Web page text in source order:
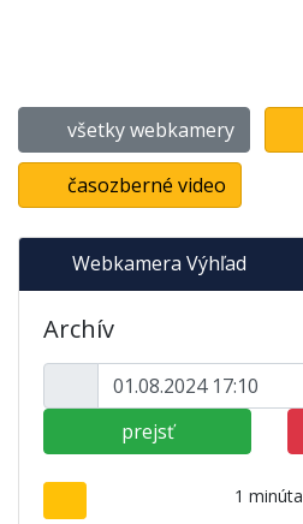
všetky webkamery
časozberné video
Webkamera Výhľad
Archív
prejsť
1 minúta